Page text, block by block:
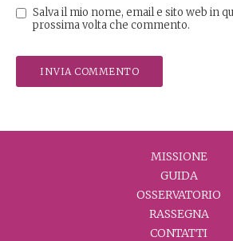
Salva il mio nome, email e sito web in
prossima volta che commento.
MISSIONE
GUIDA
OSSERVATORIO
RASSEGNA
CONTATTI